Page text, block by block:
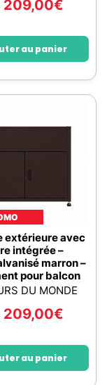
209,00€
au panier
extérieure avec
intégrée –
marron –
pour balcon
DU MONDE
209,00€
au panier